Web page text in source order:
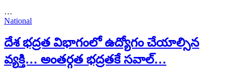
…
National
దేశ భద్రత విభాగంలో ఉద్యోగం చేయాల్సిన
వ్యక్తి… అంతర్గత భద్రతకే సవాల్…